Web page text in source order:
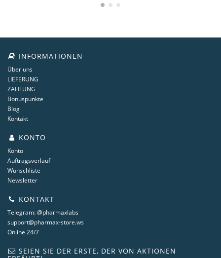
INFORMATIONEN
Über uns
LIEFERUNG
ZAHLUNG
Bonuspunkte
Blog
Kontakt
KONTO
Konto
Auftragsverlauf
Wunschliste
Newsletter
KONTAKT
Telegram: @pharmaxlabs
support@pharmax-store.ws
Online 24/7
SEIEN SIE DER ERSTE, DER VON AKTIONEN